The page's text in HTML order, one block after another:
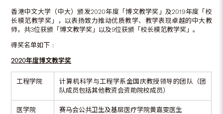
香港中文大学（中大）颁发2020年度「博文教学奖」及2019年度「校
长模范教学奖」，以表扬致力推动优质教学、教学表现卓越的中大教
师，共3位获颁「博文教学奖」以及9位获颁「校长模范教学奖」。
得奖名单如下﹕
2020年度博文教学奖
工程学院
计算机科学与工程学系金国庆教授领导的团队（团
队成员包括其他教资会资助院校成员）
医学院 赛马会公共卫生及基层医疗学院黄嘉雯医生